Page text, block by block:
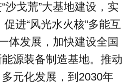
沙戈荒”大基地建设，实
促进“风光水火核”多能互
体发展，加快建设全国
源装备制造基地。推动
元化发展，到2030年